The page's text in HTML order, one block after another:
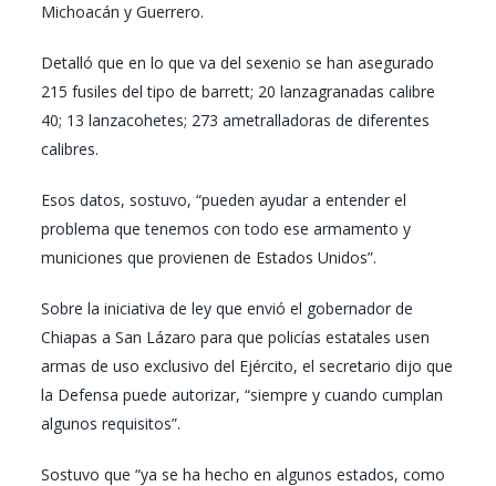
Michoacán y Guerrero.
Detalló que en lo que va del sexenio se han asegurado
215 fusiles del tipo de barrett; 20 lanzagranadas calibre
40; 13 lanzacohetes; 273 ametralladoras de diferentes
calibres.
Esos datos, sostuvo, “pueden ayudar a entender el
problema que tenemos con todo ese armamento y
municiones que provienen de Estados Unidos”.
Sobre la iniciativa de ley que envió el gobernador de
Chiapas a San Lázaro para que policías estatales usen
armas de uso exclusivo del Ejército, el secretario dijo que
la Defensa puede autorizar, “siempre y cuando cumplan
algunos requisitos”.
Sostuvo que “ya se ha hecho en algunos estados, como